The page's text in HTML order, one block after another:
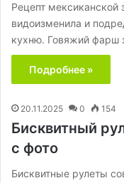
Рецепт мексиканской
видоизменила и
кухню. Говяжий фарш
Подробнее »
20.11.2025 0 154
Бисквитный
с фото
Бисквитные рулеты